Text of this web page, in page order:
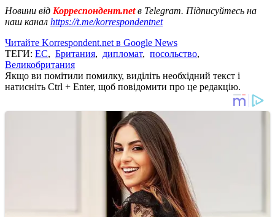
Новини від Корреспондент.netв Telegram. Підписуйтесь на
наш канал https://t.me/korrespondentnet
Читайте Korrespondent.net в Google News
ТЕГИ: ЕС, Британия, дипломат, посольство,
Великобритания
Якщо ви помітили помилку, виділіть необхідний текст і
натисніть Ctrl + Enter, щоб повідомити про це редакцію.